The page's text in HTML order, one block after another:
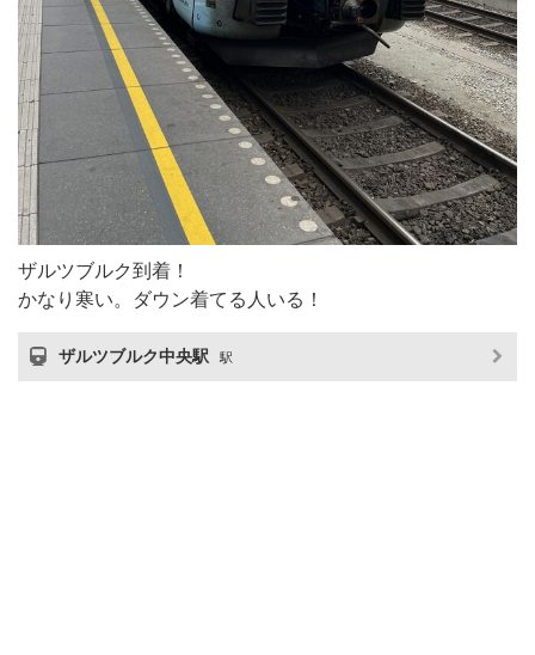
ザルツブルク到着！
かなり寒い。ダウン着てる人いる！
ザルツブルク中央駅 駅